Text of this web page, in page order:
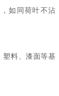
，如同荷叶不沾
塑料、漆面等基